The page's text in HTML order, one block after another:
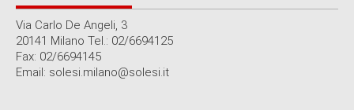
Via Carlo De Angeli, 3
20141 Milano Tel.: 02/6694125
Fax: 02/6694145
Email: solesi.milano@solesi.it